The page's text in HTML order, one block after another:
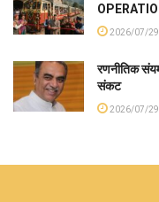
2026/07/29
रणनीतिक
संकट
2026/07/29